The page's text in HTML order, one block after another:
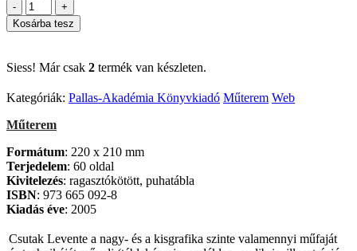
-
+
Kosárba tesz
Siess! Már csak 2 termék van készleten.
Kategóriák: Pallas-Akadémia Könyvkiadó Műterem Web
Műterem
Formátum: 220 x 210 mm
Terjedelem: 60 oldal
Kivitelezés: ragasztókötött, puhatábla
ISBN: 973 665 092-8
Kiadás éve: 2005
Csutak Levente a nagy- és a kisgrafika szinte valamennyi műfaját